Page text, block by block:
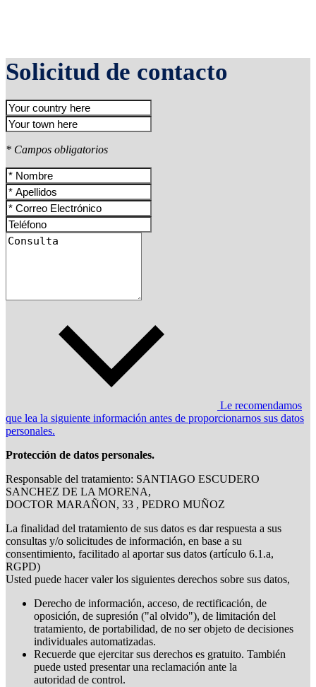
Solicitud de contacto
* Campos obligatorios
Le recomendamos
que lea la siguiente información antes de proporcionarnos sus datos
personales.
Protección de datos personales.
Responsable del tratamiento: SANTIAGO ESCUDERO
SANCHEZ DE LA MORENA,
DOCTOR MARAÑON, 33 , PEDRO MUÑOZ
La finalidad del tratamiento de sus datos es dar respuesta a sus
consultas y/o solicitudes de información, en base a su
consentimiento, facilitado al aportar sus datos (artículo 6.1.a,
RGPD)
Usted puede hacer valer los siguientes derechos sobre sus datos,
Derecho de información, acceso, de rectificación, de
oposición, de supresión ("al olvido"), de limitación del
tratamiento, de portabilidad, de no ser objeto de decisiones
individuales automatizadas.
Recuerde que ejercitar sus derechos es gratuito. También
puede usted presentar una reclamación ante la
autoridad de control.